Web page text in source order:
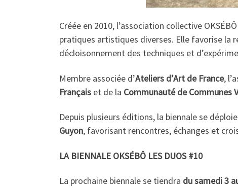
Créée en 2010, l’association collective
pratiques artistiques diverses. Elle favorise la
décloisonnement des techniques et
Membre associée d’Ateliers d’Art de France,
Français et de la Communauté de Communes
Depuis plusieurs éditions, la biennale se
Guyon, favorisant rencontres, échanges et
LA BIENNALE OKSÉBÔ LES DUOS #10
La prochaine biennale se tiendra du samedi 3